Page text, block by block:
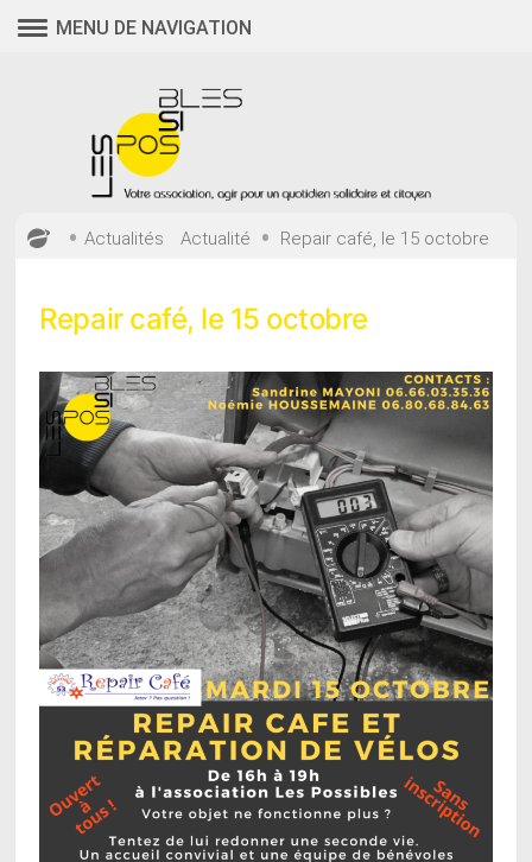
MENU DE NAVIGATION
• Actualités Actualité • Repair café, le 15 octobre
Repair café, le 15 octobre